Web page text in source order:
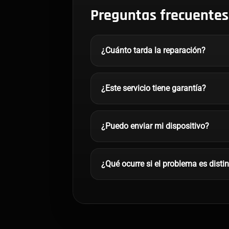
Preguntas frecuentes
¿Cuánto tarda la reparación?
¿Este servicio tiene garantía?
¿Puedo enviar mi dispositivo?
¿Qué ocurre si el problema es